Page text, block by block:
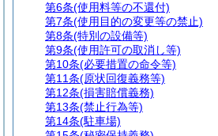
第6条(使用料等の不還付)
第7条(使用目的の変更等の禁止)
第8条(特別の設備等)
第9条(使用許可の取消し等)
第10条(必要措置の命令等)
第11条(原状回復義務等)
第12条(損害賠償義務)
第13条(禁止行為等)
第14条(駐車場)